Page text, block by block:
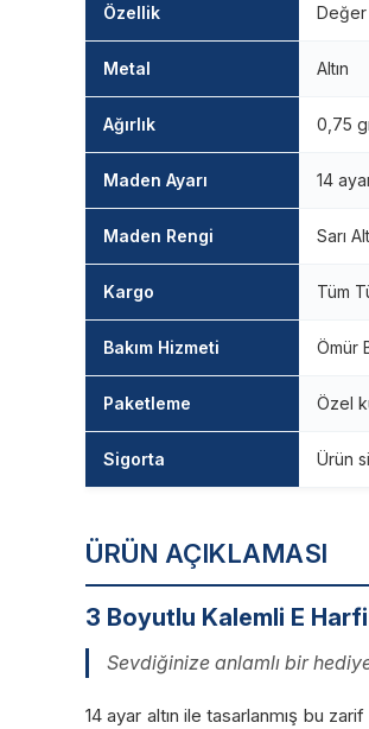
ÜRÜN AÇIKLAMASI
3 Boyutlu Kalemli E
Sevdiğinize anlamlı bir
14 ayar altın ile tasarlanmış bu
Özellik Değer
Metal Altın
Ağırlık 0,75
Maden Ayarı 14
Maden Rengi Sarı
Kargo Tüm
Bakım Hizmeti Ömür
Paketleme Özel
Sigorta Ürün